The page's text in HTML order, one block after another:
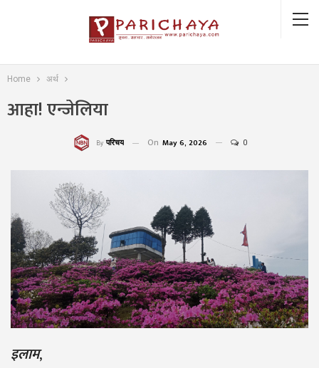
Home अर्थ
आहा! एन्जेलिया
By परिचय On May 6, 2026 0
इलाम,